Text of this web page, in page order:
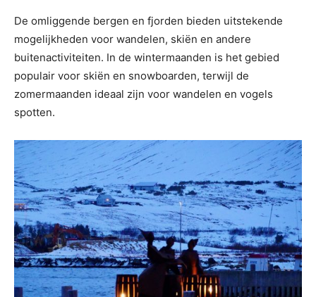
De omliggende bergen en fjorden bieden uitstekende
mogelijkheden voor wandelen, skiën en andere
buitenactiviteiten. In de wintermaanden is het gebied
populair voor skiën en snowboarden, terwijl de
zomermaanden ideaal zijn voor wandelen en vogels
spotten.